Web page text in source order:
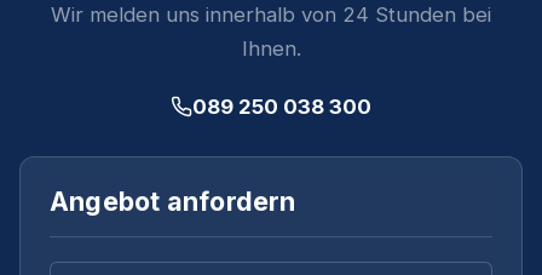
Wir melden uns innerhalb von 24 Stunden bei
Ihnen.
089 250 038 300
Angebot anfordern